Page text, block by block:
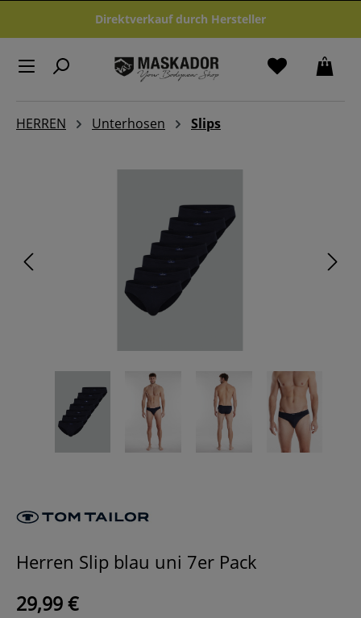
Zum Hauptinhalt springenDirektverkauf durch Hersteller
HERREN Unterhosen Slips
Herren Slip blau uni 7er Pack
29,99 €